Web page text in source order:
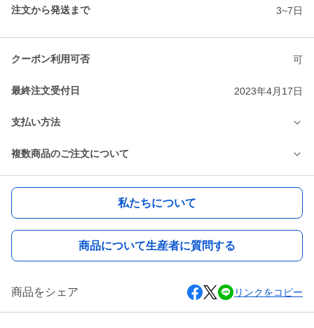
注文から発送まで 3~7日
クーポン利用可否 可
最終注文受付日 2023年4月17日
支払い方法
複数商品のご注文について
私たちについて
商品について生産者に質問する
商品をシェア リンクをコピー